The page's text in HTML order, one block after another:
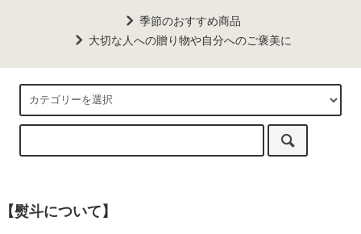
季節のおすすめ商品
大切な人への贈り物や自分へのご褒美に
【熨斗について】